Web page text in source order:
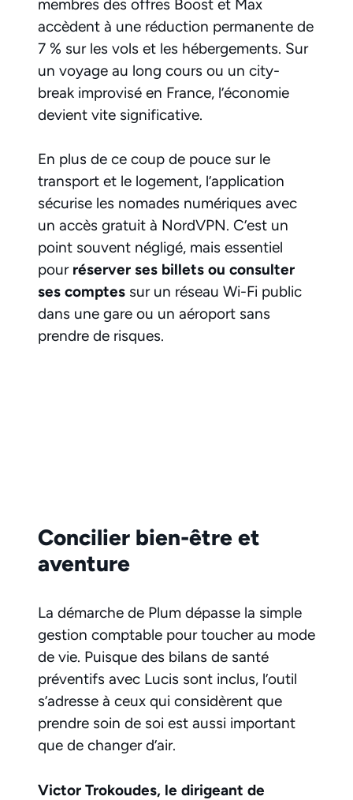
membres des offres Boost et Max
accèdent à une réduction permanente de
7 % sur les vols et les hébergements. Sur
un voyage au long cours ou un city-
break improvisé en France, l’économie
devient vite significative.
En plus de ce coup de pouce sur le
transport et le logement, l’application
sécurise les nomades numériques avec
un accès gratuit à NordVPN. C’est un
point souvent négligé, mais essentiel
pour réserver ses billets ou consulter
ses comptes sur un réseau Wi-Fi public
dans une gare ou un aéroport sans
prendre de risques.
Concilier bien-être et
aventure
La démarche de Plum dépasse la simple
gestion comptable pour toucher au mode
de vie. Puisque des bilans de santé
préventifs avec Lucis sont inclus, l’outil
s’adresse à ceux qui considèrent que
prendre soin de soi est aussi important
que de changer d’air.
Victor Trokoudes, le dirigeant de